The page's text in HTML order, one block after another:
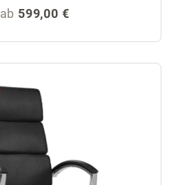
Regulärer Preis:
ab 599,00 €